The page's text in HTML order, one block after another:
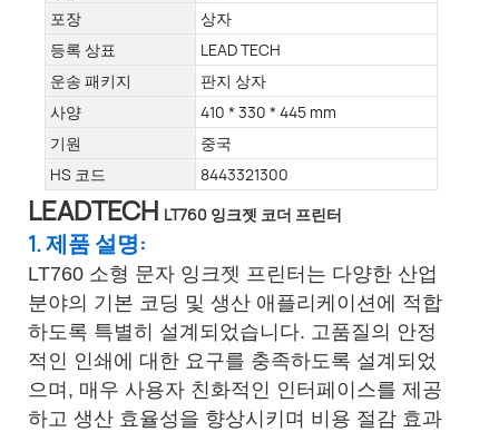
포장
상자
등록 상표
LEAD TECH
운송 패키지
판지 상자
사양
410 * 330 * 445 mm
기원
중국
HS 코드
8443321300
LEADTECH LT760 잉크젯 코더 프린터
1. 제품 설명:
LT760 소형 문자 잉크젯 프린터는 다양한 산업
분야의 기본 코딩 및 생산 애플리케이션에 적합
하도록 특별히 설계되었습니다. 고품질의 안정
적인 인쇄에 대한 요구를 충족하도록 설계되었
으며, 매우 사용자 친화적인 인터페이스를 제공
하고 생산 효율성을 향상시키며 비용 절감 효과